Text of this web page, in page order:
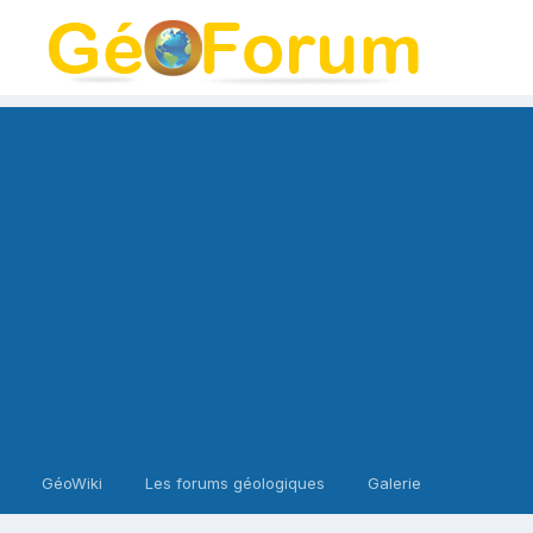
GéoWiki Les forums géologiques Galerie